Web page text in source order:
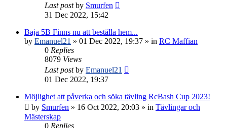
Last postby Smurfen
31 Dec 2022, 15:42
Baja 5B Finns nu att beställa hem...
by Emanuel21 » 01 Dec 2022, 19:37 » in RC Maffian
0 Replies
8079 Views
Last postby Emanuel21
01 Dec 2022, 19:37
Möjlighet att påverka och söka tävling RcBash Cup 2023!
by Smurfen » 16 Oct 2022, 20:03 » in Tävlingar och
Mästerskap
0 Replies